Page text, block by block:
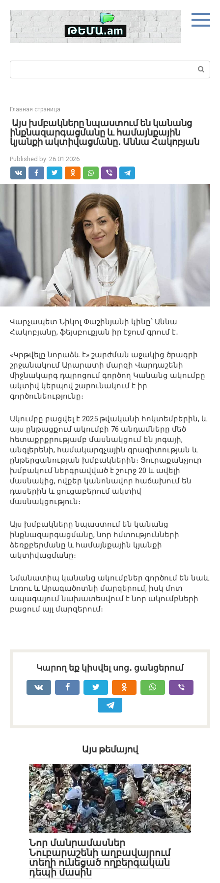
content
Search:
Главная страница
Այս խմբակները նպաստում են կանանց
ինքնազարգացմանը և համայնքային
կյանքի ակտիվացմանը․ Աննա Հակոբյան
Published by: 26.01.2026
Վարչապետ Նիկոլ Փաշինյանի կինը՝ Աննա
Հակոբյանը, ֆեյսբուքյան իր էջում գրում է․
«Կրթվելը նորաձև է» շարժման աջակից ծրագրի
շրջանակում Արարատի մարզի Վարդաշենի
միջնակարգ դպրոցում գործող Կանանց ակումբը
ակտիվ կերպով շարունակում է իր
գործունեությունը։
Ակումբը բացվել է 2025 թվականի հոկտեմբերին, և
այս ընթացքում ակումբի 76 անդամները մեծ
հետաքրքրությամբ մասնակցում են յոգայի,
անգլերենի, համակարգչային գրագիտության և
ընթերցանության խմբակներին։ Յուրաքանչյուր
խմբակում ներգրավված է շուրջ 20 և ավելի
մասնակից, ովքեր կանոնավոր հաճախում են
դասերին և ցուցաբերում ակտիվ
մասնակցություն։
Այս խմբակները նպաստում են կանանց
ինքնազարգացմանը, նոր հմտությունների
ձեռքբերմանը և համայնքային կյանքի
ակտիվացմանը։
Նմանատիպ կանանց ակումբներ գործում են նաև
Լոռու և Արագածոտնի մարզերում, իսկ մոտ
ապագայում նախատեսվում է նոր ակումբների
բացում այլ մարզերում։
Կարող եք կիսվել սոց․ ցանցերում
Այս թեմայով
Լուրեր 0
Նոր մանրամասներ
Նուբարաշենի աղբավայրում
տեղի ունեցած ողբերգական
դեպի մասին